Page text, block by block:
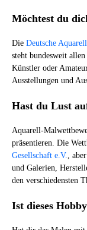
Möchtest du
Die Deutsche
steht bundesweit
Künstler oder
Ausstellungen und
Hast du Lust
Aquarell-
präsentieren. Die
Gesellschaft e.V.
,
und Galerien,
den verschiedensten
Ist dieses